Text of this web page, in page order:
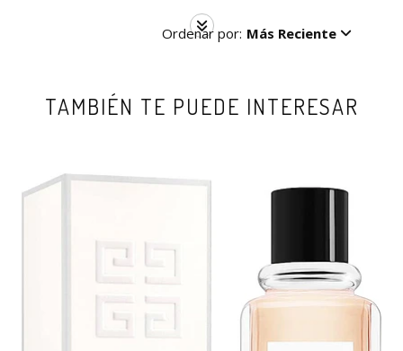
Ordenar por: Más Reciente
TAMBIÉN TE PUEDE INTERESAR